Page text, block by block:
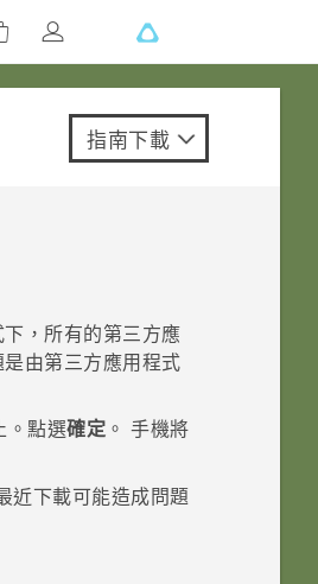
指南下載
，所有的第三方應
由第三方應用程式
。點選確定 。手機將
近下載可能造成問題